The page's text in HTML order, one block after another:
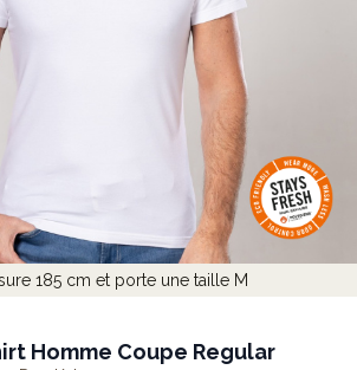
185 cm et porte une taille M
Homme Coupe Regular